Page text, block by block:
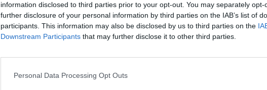
information disclosed to third parties prior to your opt-out. You may separately opt-
further disclosure of your personal information by third parties on the IAB’s list of
participants. This information may also be disclosed by us to third parties on the
Downstream Participants that may further disclose it to other third parties.
Personal Data Processing Opt Outs